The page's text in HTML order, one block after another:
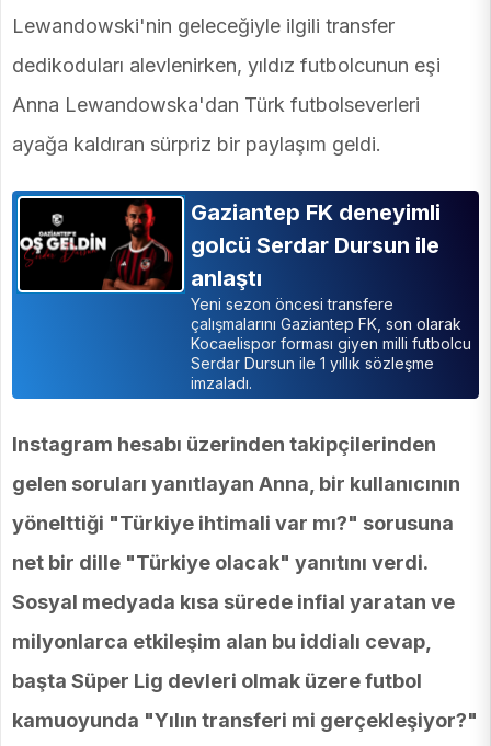
Lewandowski'nin geleceğiyle ilgili transfer
dedikoduları alevlenirken, yıldız futbolcunun eşi
Anna Lewandowska'dan Türk futbolseverleri
ayağa kaldıran sürpriz bir paylaşım geldi.
Gaziantep FK deneyimli
golcü Serdar Dursun ile
anlaştı
Yeni sezon öncesi transfere
çalışmalarını Gaziantep FK, son olarak
Kocaelispor forması giyen milli futbolcu
Serdar Dursun ile 1 yıllık sözleşme
imzaladı.
Instagram hesabı üzerinden takipçilerinden
gelen soruları yanıtlayan Anna, bir kullanıcının
yönelttiği "Türkiye ihtimali var mı?" sorusuna
net bir dille "Türkiye olacak" yanıtını verdi.
Sosyal medyada kısa sürede infial yaratan ve
milyonlarca etkileşim alan bu iddialı cevap,
başta Süper Lig devleri olmak üzere futbol
kamuoyunda "Yılın transferi mi gerçekleşiyor?"